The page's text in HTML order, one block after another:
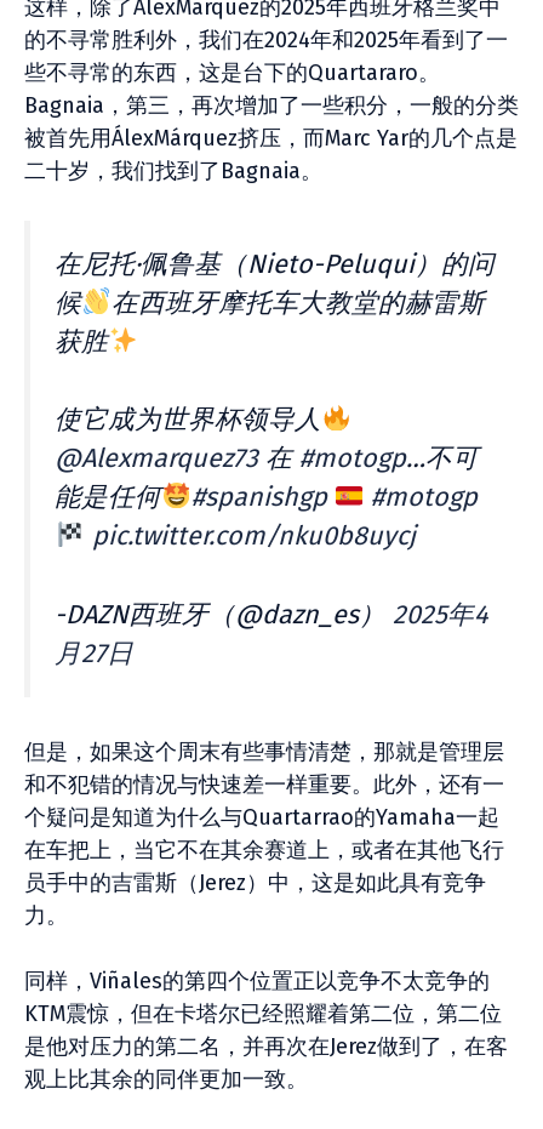
这样，除了ÁlexMarquez的2025年西班牙格兰奖中
的不寻常胜利外，我们在2024年和2025年看到了一
些不寻常的东西，这是台下的Quartararo。
Bagnaia，第三，再次增加了一些积分，一般的分类
被首先用ÁlexMárquez挤压，而Marc Yar的几个点是
二十岁，我们找到了Bagnaia。
在尼托·佩鲁基（Nieto-Peluqui）的问
候
在西班牙摩托车大教堂的赫雷斯
获胜
使它成为世界杯领导人
@Alexmarquez73在#motogp…不可
能是任何
#spanishgp
#motogp
pic.twitter.com/nku0b8uycj
-DAZN西班牙（@dazn_es） 2025年4
月27日
但是，如果这个周末有些事情清楚，那就是管理层
和不犯错的情况与快速差一样重要。此外，还有一
个疑问是知道为什么与Quartarrao的Yamaha一起
在车把上，当它不在其余赛道上，或者在其他飞行
员手中的吉雷斯（Jerez）中，这是如此具有竞争
力。
同样，Viñales的第四个位置正以竞争不太竞争的
KTM震惊，但在卡塔尔已经照耀着第二位，第二位
是他对压力的第二名，并再次在Jerez做到了，在客
观上比其余的同伴更加一致。